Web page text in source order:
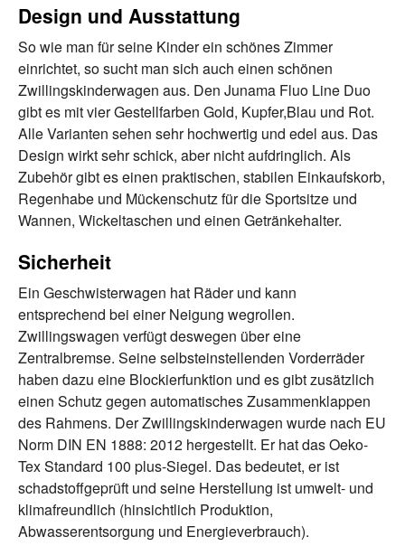
Design und Ausstattung
So wie man für seine Kinder ein schönes Zimmer
einrichtet, so sucht man sich auch einen schönen
Zwillingskinderwagen aus. Den Junama Fluo Line Duo
gibt es mit vier Gestellfarben Gold, Kupfer,Blau und Rot.
Alle Varianten sehen sehr hochwertig und edel aus. Das
Design wirkt sehr schick, aber nicht aufdringlich. Als
Zubehör gibt es einen praktischen, stabilen Einkaufskorb,
Regenhabe und Mückenschutz für die Sportsitze und
Wannen, Wickeltaschen und einen Getränkehalter.
Sicherheit
Ein Geschwisterwagen hat Räder und kann
entsprechend bei einer Neigung wegrollen.
Zwillingswagen verfügt deswegen über eine
Zentralbremse. Seine selbsteinstellenden Vorderräder
haben dazu eine Blockierfunktion und es gibt zusätzlich
einen Schutz gegen automatisches Zusammenklappen
des Rahmens. Der Zwillingskinderwagen wurde nach EU
Norm DIN EN 1888: 2012 hergestellt. Er hat das Oeko-
Tex Standard 100 plus-Siegel. Das bedeutet, er ist
schadstoffgeprüft und seine Herstellung ist umwelt- und
klimafreundlich (hinsichtlich Produktion,
Abwasserentsorgung und Energieverbrauch).